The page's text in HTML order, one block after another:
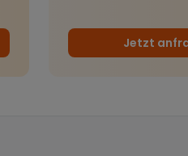
Jetzt